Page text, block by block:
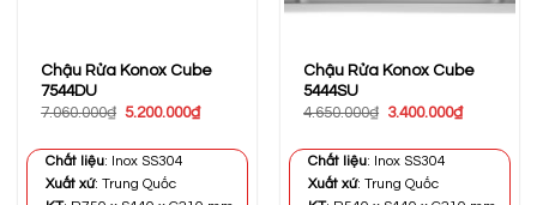
Chậu Rửa Konox Cube
7544DU
7.060.000₫ Giá
7.060.000₫.
5.200.000₫Giá
Chất liệu: Inox SS304
Xuất xứ: Trung Quốc
Chậu Rửa Konox Cube
5444SU
4.650.000₫ Giá
4.650.000₫.
3.400.000₫Giá
Chất liệu: Inox SS304
Xuất xứ: Trung Quốc